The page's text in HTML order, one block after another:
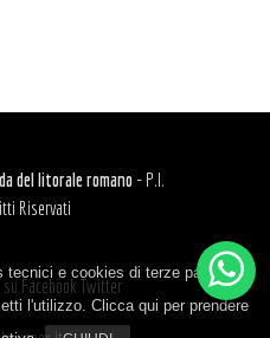
del litorale romano - P.I.
Riservati
Facebook Twitter
tecnici e cookies di terze parti.
l'utilizzo. Clicca qui per prendere